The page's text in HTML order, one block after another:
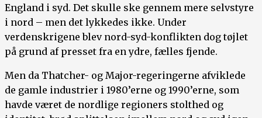
England i syd. Det skulle ske gennem mere selvstyre
i nord – men det lykkedes ikke. Under
verdenskrigene blev nord-syd-konflikten dog tøjlet
på grund af presset fra en ydre, fælles fjende.
Men da Thatcher- og Major-regeringerne afviklede
de gamle industrier i 1980’erne og 1990’erne, som
havde været de nordlige regioners stolthed og